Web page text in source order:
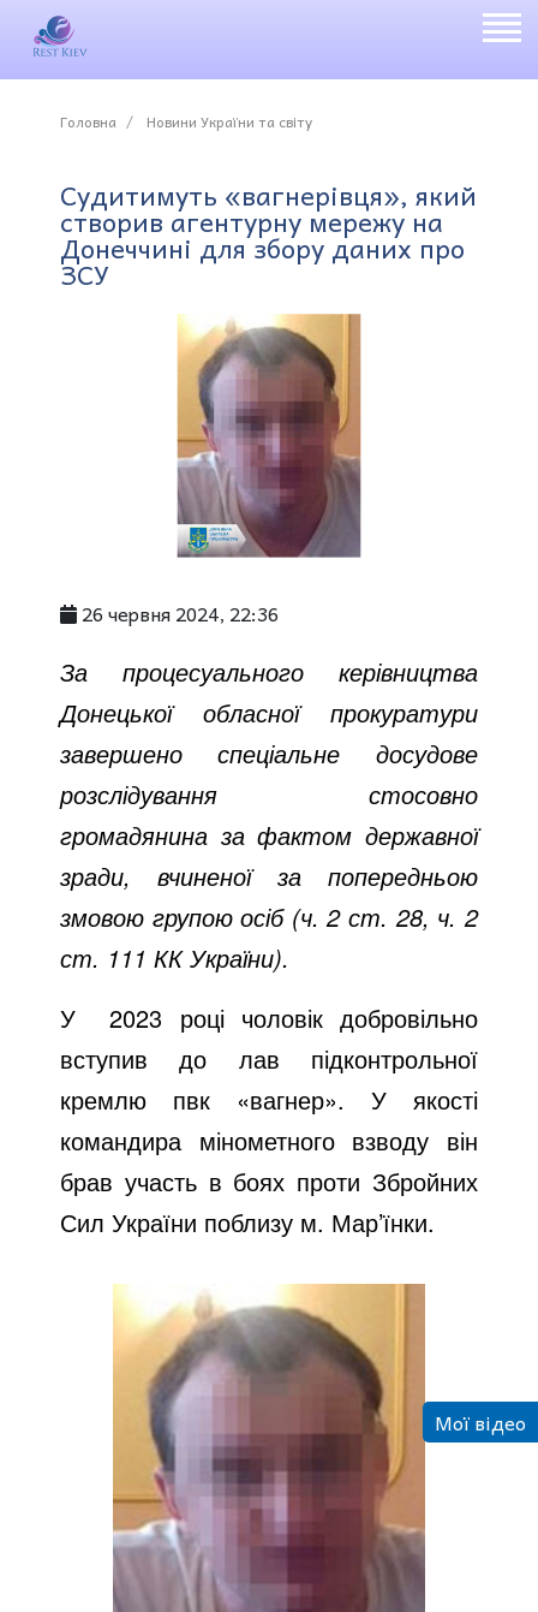
Головна Новини України та світу
Судитимуть «вагнерівця», який
створив агентурну мережу на
Донеччині для збору даних про
ЗСУ
26 червня 2024, 22:36
За процесуального керівництва
Донецької обласної прокуратури
завершено спеціальне досудове
розслідування стосовно
громадянина за фактом державної
зради, вчиненої за попередньою
змовою групою осіб (ч. 2 ст. 28, ч. 2
ст. 111 КК України).
У 2023 році чоловік добровільно
вступив до лав підконтрольної
кремлю пвк «вагнер». У якості
командира мінометного взводу він
брав участь в боях проти Збройних
Сил України поблизу м. Мар’їнки.
Мої відео